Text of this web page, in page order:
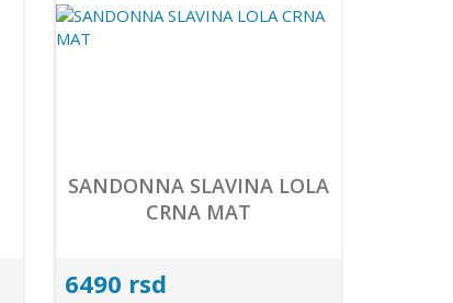
SANDONNA SLAVINA LOLA
CRNA MAT
6490 rsd